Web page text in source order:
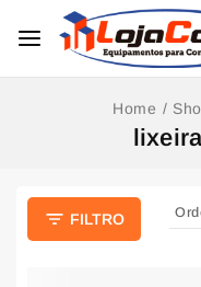
Home /
FILTRO